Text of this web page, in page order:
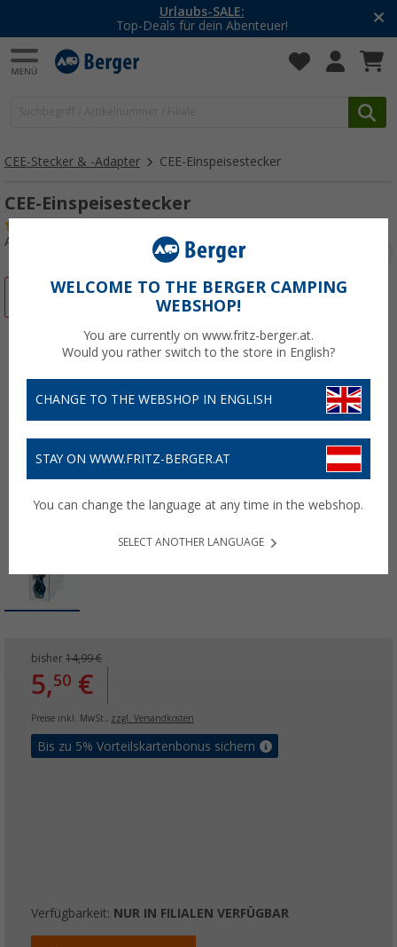
Urlaubs-SALE:
Top-Deals für dein Abenteuer!
CEE-Stecker & -Adapter CEE-Einspeisestecker
CEE-Einspeisestecker
Art.-Nr.: 154320
bisher 14,99 €
5,50 €
Preise inkl. MwSt., zzgl. Versandkosten
Bis zu 5% Vorteilskartenbonus sichern
Verfügbarkeit: NUR IN FILIALEN VERFÜGBAR
WELCOME TO THE BERGER CAMPING
WEBSHOP!
You are currently on www.fritz-berger.at.
Would you rather switch to the store in English?
CHANGE TO THE WEBSHOP IN ENGLISH
STAY ON WWW.FRITZ-BERGER.AT
You can change the language at any time in the webshop.
SELECT ANOTHER LANGUAGE